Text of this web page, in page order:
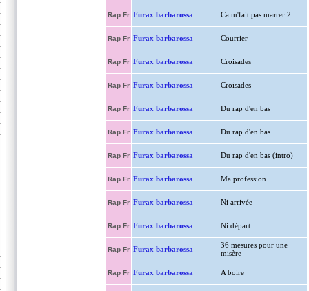
Rap Fr Furax barbarossa Ca m'fait pas marrer 2
Rap Fr Furax barbarossa Courrier
Rap Fr Furax barbarossa Croisades
Rap Fr Furax barbarossa Croisades
Rap Fr Furax barbarossa Du rap d'en bas
Rap Fr Furax barbarossa Du rap d'en bas
Rap Fr Furax barbarossa Du rap d'en bas (intro)
Rap Fr Furax barbarossa Ma profession
Rap Fr Furax barbarossa Ni arrivée
Rap Fr Furax barbarossa Ni départ
Rap Fr Furax barbarossa
36 mesures pour une
misère
Rap Fr Furax barbarossa A boire